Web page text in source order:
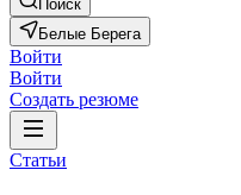
Поиск
Белые Берега
Войти
Войти
Создать резюме
Статьи